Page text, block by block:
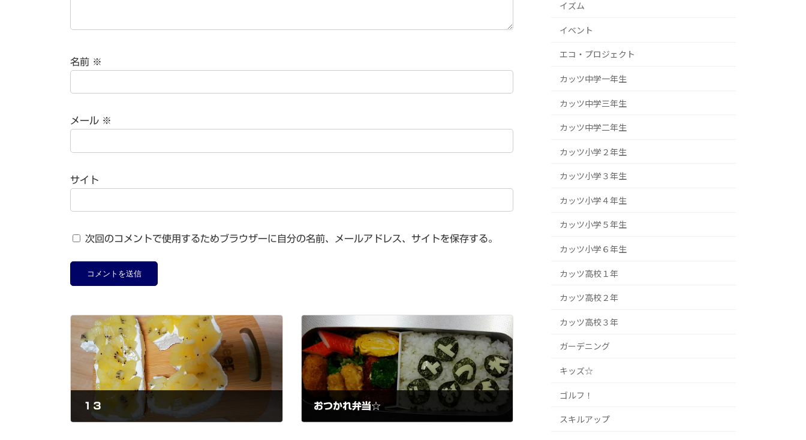
名前 ※
メール ※
サイト
次回のコメントで使用するためブラウザーに自分の名前、メールアドレス、サイトを保存する。
１３ おつかれ弁当☆
イズム
イベント
エコ・プロジェクト
カッツ中学一年生
カッツ中学三年生
カッツ中学二年生
カッツ小学２年生
カッツ小学３年生
カッツ小学４年生
カッツ小学５年生
カッツ小学６年生
カッツ高校１年
カッツ高校２年
カッツ高校３年
ガーデニング
キッズ☆
ゴルフ！
スキルアップ